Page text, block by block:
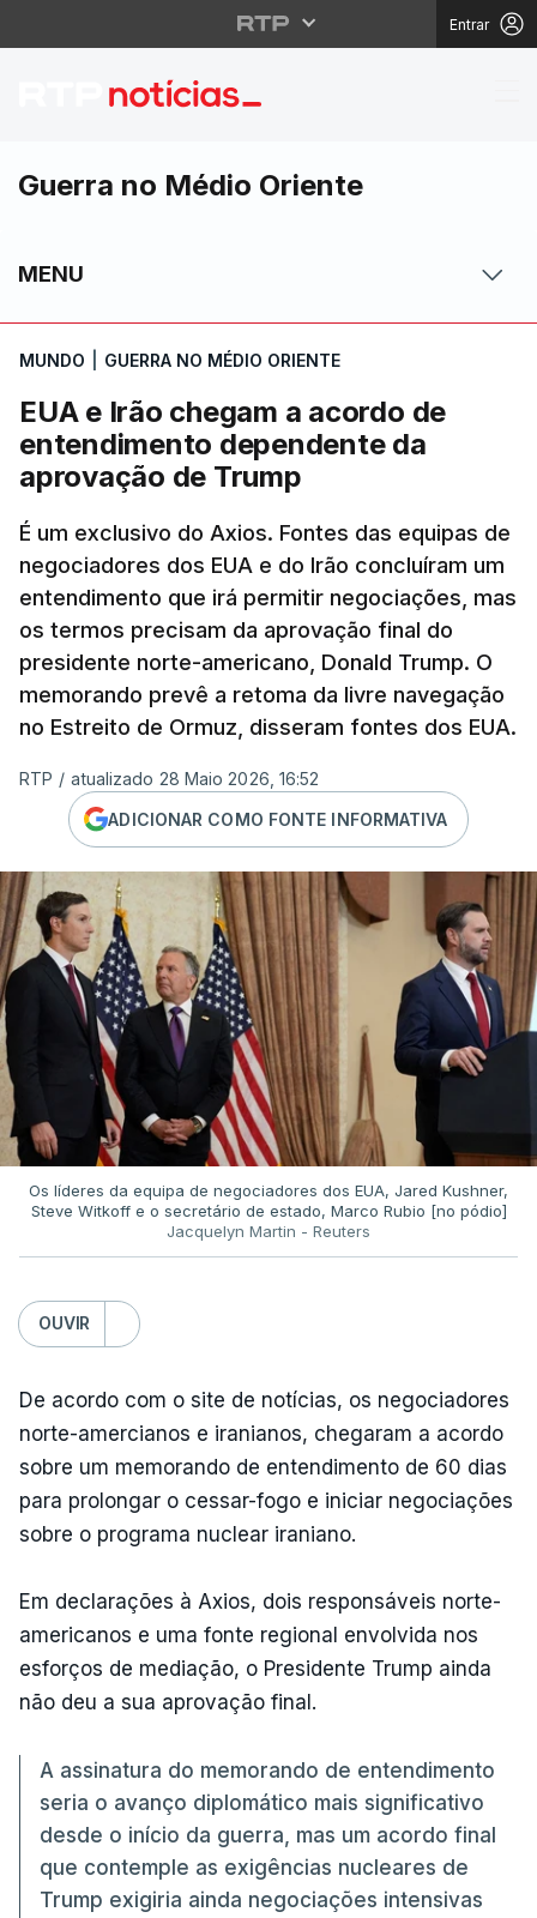
Entrar
EUA e Irão chegam a
Guerra no Médio Oriente
MENU
MUNDO GUERRA NO MÉDIO ORIENTE
EUA e Irão chegam a acordo de
entendimento dependente da
aprovação de Trump
É um exclusivo do Axios. Fontes das equipas de
negociadores dos EUA e do Irão concluíram um
entendimento que irá permitir negociações, mas
os termos precisam da aprovação final do
presidente norte-americano, Donald Trump. O
memorando prevê a retoma da livre navegação
no Estreito de Ormuz, disseram fontes dos EUA.
RTP / atualizado 28 Maio 2026, 16:52
ADICIONAR COMO FONTE INFORMATIVA
Os líderes da equipa de negociadores dos EUA, Jared Kushner,
Steve Witkoff e o secretário de estado, Marco Rubio [no pódio]
Jacquelyn Martin - Reuters
OUVIR
De acordo com o site de notícias, os negociadores
norte-amercianos e iranianos, chegaram a acordo
sobre um memorando de entendimento de 60 dias
para prolongar o cessar-fogo e iniciar negociações
sobre o programa nuclear iraniano.
Em declarações à Axios, dois responsáveis ​​norte-
americanos e uma fonte regional envolvida nos
esforços de mediação, o Presidente Trump ainda
não deu a sua aprovação final.
A assinatura do memorando de entendimento
seria o avanço diplomático mais significativo
desde o início da guerra, mas um acordo final
que contemple as exigências nucleares de
Trump exigiria ainda negociações intensivas